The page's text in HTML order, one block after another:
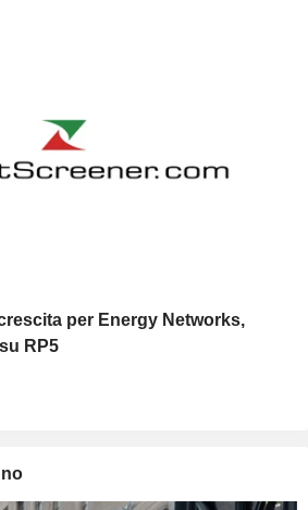
per Energy Networks,
RP5